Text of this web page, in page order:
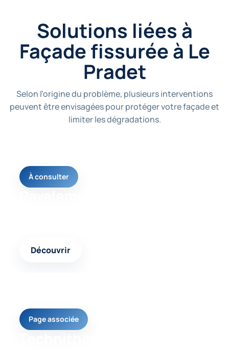
Solutions liées à
Façade fissurée à Le
Pradet
Selon l’origine du problème, plusieurs interventions
peuvent être envisagées pour protéger votre façade et
limiter les dégradations.
À consulter
Découvrir
Page associée